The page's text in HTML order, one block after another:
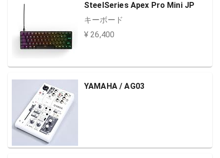
輸入品】
SteelSeries Apex Pro Mini JP
キーボード
¥ 26,400
YAMAHA / AG03